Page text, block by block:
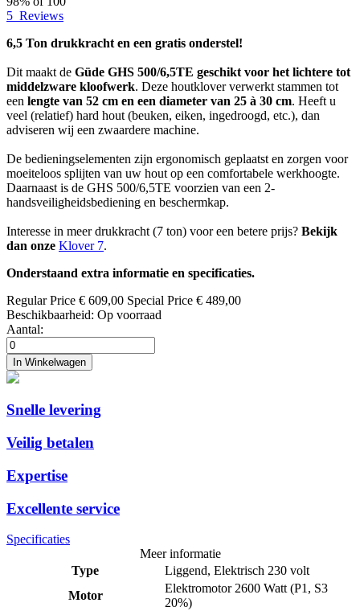
5 Reviews
6,5 Ton drukkracht en een gratis onderstel!
Dit maakt de Güde GHS 500/6,5TE geschikt voor het lichtere tot
middelzware kloofwerk. Deze houtklover verwerkt stammen tot
een lengte van 52 cm en een diameter van 25 à 30 cm. Heeft u
veel (relatief) hard hout (beuken, eiken, ingedroogd, etc.), dan
adviseren wij een zwaardere machine.
De bedieningselementen zijn ergonomisch geplaatst en zorgen voor
moeiteloos splijten van uw hout op een comfortabele werkhoogte.
Daarnaast is de GHS 500/6,5TE voorzien van een 2-
handsveiligheidsbediening en beschermkap.
Interesse in meer drukkracht (7 ton) voor een betere prijs? Bekijk
dan onze Klover 7.
Onderstaand extra informatie en specificaties.
Regular Price € 609,00 Special Price € 489,00
Beschikbaarheid: Op voorraad
Aantal:
In Winkelwagen
Snelle levering
Veilig betalen
Expertise
Excellente service
Specificaties
Meer informatie
Type
Liggend, Elektrisch 230 volt
Motor
Elektromotor 2600 Watt (P1, S3
20%)